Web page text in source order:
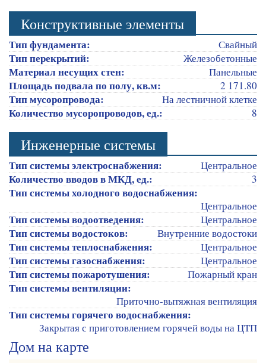
Конструктивные элементы
Тип фундамента: Свайный
Тип перекрытий: Железобетонные
Материал несущих стен: Панельные
Площадь подвала по полу, кв.м: 2 171.80
Тип мусоропровода: На лестничной клетке
Количество мусоропроводов, ед.: 8
Инженерные системы
Тип системы электроснабжения: Центральное
Количество вводов в МКД, ед.: 3
Тип системы холодного водоснабжения:
Центральное
Тип системы водоотведения: Центральное
Тип системы водостоков: Внутренние водостоки
Тип системы теплоснабжения: Центральное
Тип системы газоснабжения: Центральное
Тип системы пожаротушения: Пожарный кран
Тип системы вентиляции:
Приточно-вытяжная вентиляция
Тип системы горячего водоснабжения:
Закрытая с приготовлением горячей воды на ЦТП
Дом на карте